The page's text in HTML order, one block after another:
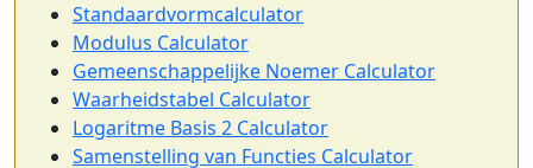
Standaardvormcalculator
Modulus Calculator
Gemeenschappelijke Noemer Calculator
Waarheidstabel Calculator
Logaritme Basis 2 Calculator
Samenstelling van Functies Calculator